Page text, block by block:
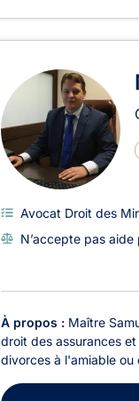
Avocat Droit des
N’accepte pas aide
À propos : Maître
droit des assurances
divorces à l'amiable